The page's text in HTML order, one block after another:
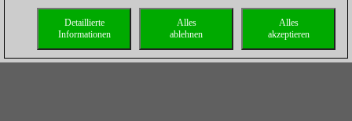
Alles
akzeptieren
Alles
ablehnen
Detaillierte
Informationen